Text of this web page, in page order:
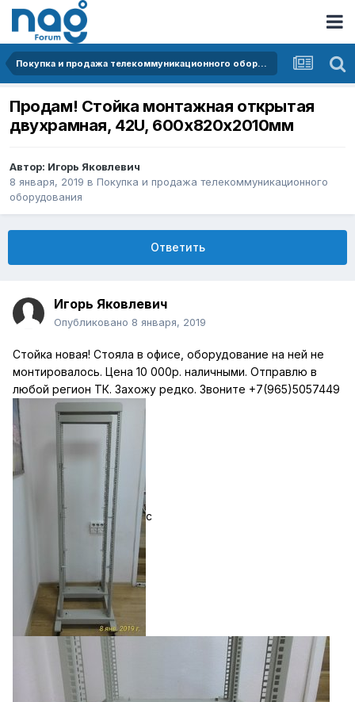
Покупка и продажа телекоммуникационного оборудования
Продам! Стойка монтажная открытая
двухрамная, 42U, 600х820х2010мм
Автор: Игорь Яковлевич
8 января, 2019 в Покупка и продажа телекоммуникационного
оборудования
Ответить
Игорь Яковлевич
Опубликовано 8 января, 2019
Стойка новая! Стояла в офисе, оборудование на ней не
монтировалось. Цена 10 000р. наличными. Отправлю в
любой регион ТК. Захожу редко. Звоните +7(965)5057449
с